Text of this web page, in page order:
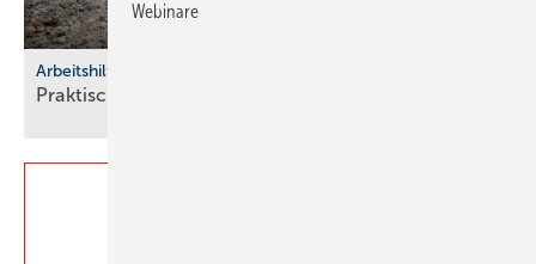
Arbeitshilfen
Praktische Hilfs­mittel für
Webinare